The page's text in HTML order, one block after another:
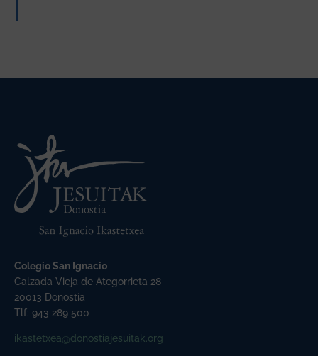
Colegio San Ignacio
Calzada Vieja de Ategorrieta 28
20013 Donostia
Tlf: 943 289 500
ikastetxea@donostiajesuitak.org